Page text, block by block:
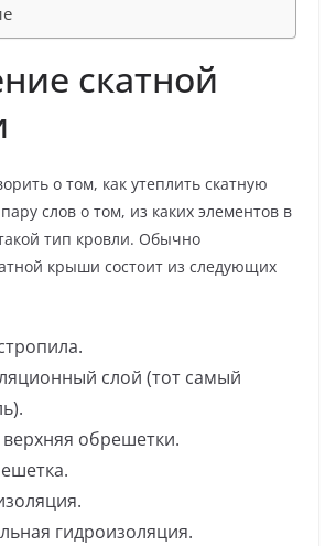
скатной
о том, как утеплить скатную
слов о том, из каких элементов в
тип кровли. Обычно
крыши состоит из следующих
слой (тот самый
обрешетки.
гидроизоляция.